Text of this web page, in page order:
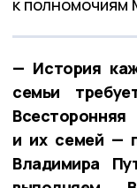
к полномочиям
— История
семьи
и их семей —
Владимира